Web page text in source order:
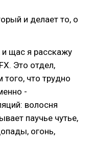
и делает то, о
щас я расскажу
Это отдел,
что трудно
-
волосня
паучье чутье,
огонь,